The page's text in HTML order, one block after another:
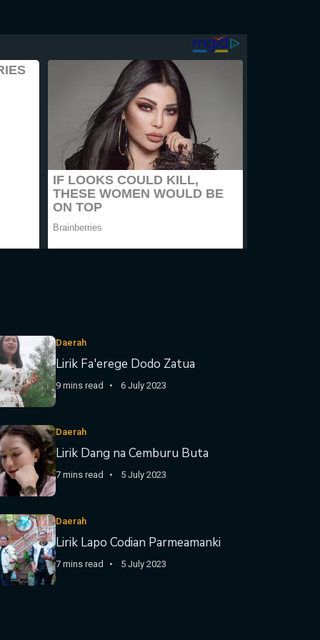
Daerah
Lirik Fa'erege Dodo Zatua
9 mins read 6 July 2023
Daerah
Lirik Dang na Cemburu Buta
7 mins read 5 July 2023
Daerah
Lirik Lapo Codian Parmeamanki
7 mins read 5 July 2023